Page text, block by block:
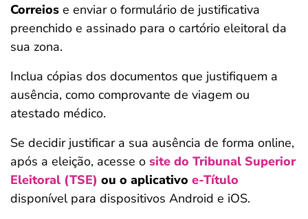
Correios e enviar o formulário de justificativa
preenchido e assinado para o cartório eleitoral da
sua zona.
Inclua cópias dos documentos que justifiquem a
ausência, como comprovante de viagem ou
atestado médico.
Se decidir justificar a sua ausência de forma online,
após a eleição, acesse o site do Tribunal Superior
Eleitoral (TSE) ou o aplicativo e-Título
disponível para dispositivos Android e iOS.